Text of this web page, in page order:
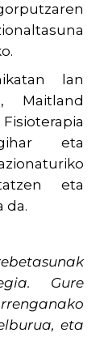
lan
Maitland
eta
eta
da.
Gure
eta